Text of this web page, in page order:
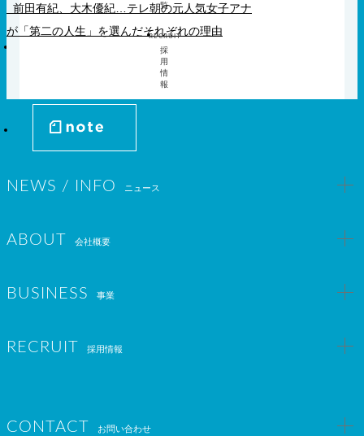
覧
RECRUIT
採
用
情
報
表
示
資料一覧
前田有紀、大木優紀…テレ朝の元人気女子アナ
が「第二の人生」を選んだそれぞれの理由
NEWS / INFO ニュース
ABOUT 会社概要
BUSINESS 事業
RECRUIT 採用情報
CONTACT お問い合わせ